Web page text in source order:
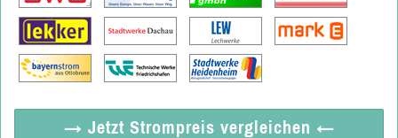
→ Jetzt Strompreis vergleichen ←